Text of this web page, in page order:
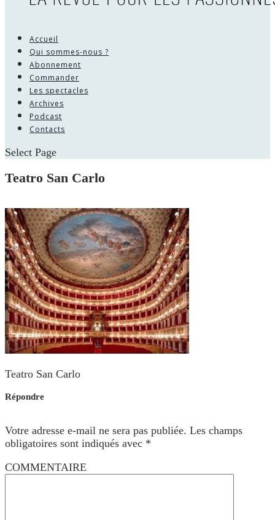
Accueil
Qui sommes-nous ?
Abonnement
Commander
Les spectacles
Archives
Podcast
Contacts
Select Page
Teatro San Carlo
Teatro San Carlo
Répondre
Votre adresse e-mail ne sera pas publiée. Les champs
obligatoires sont indiqués avec *
COMMENTAIRE